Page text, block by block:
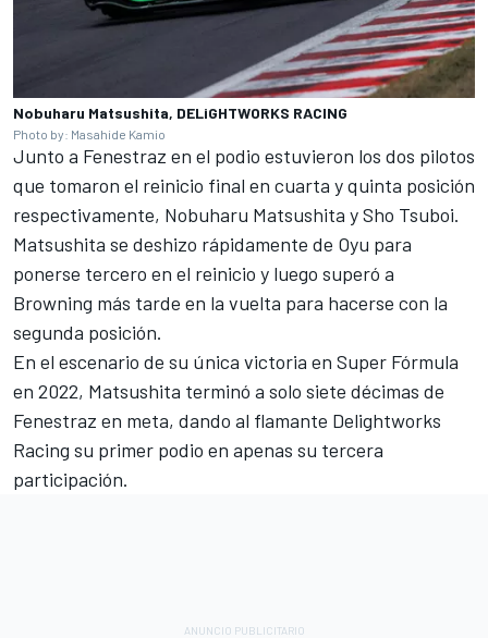
Nobuharu Matsushita, DELiGHTWORKS RACING
Photo by: Masahide Kamio
Junto a Fenestraz en el podio estuvieron los dos pilotos
que tomaron el reinicio final en cuarta y quinta posición
respectivamente, Nobuharu Matsushita ySho Tsuboi.
Matsushita se deshizo rápidamente de Oyu para
ponerse tercero en el reinicio y luego superó a
Browning más tarde en la vuelta para hacerse con la
segunda posición.
En el escenario de su única victoria en Super Fórmula
en 2022, Matsushita terminó a solo siete décimas de
Fenestraz en meta, dando al flamante Delightworks
Racing su primer podio en apenas su tercera
participación.